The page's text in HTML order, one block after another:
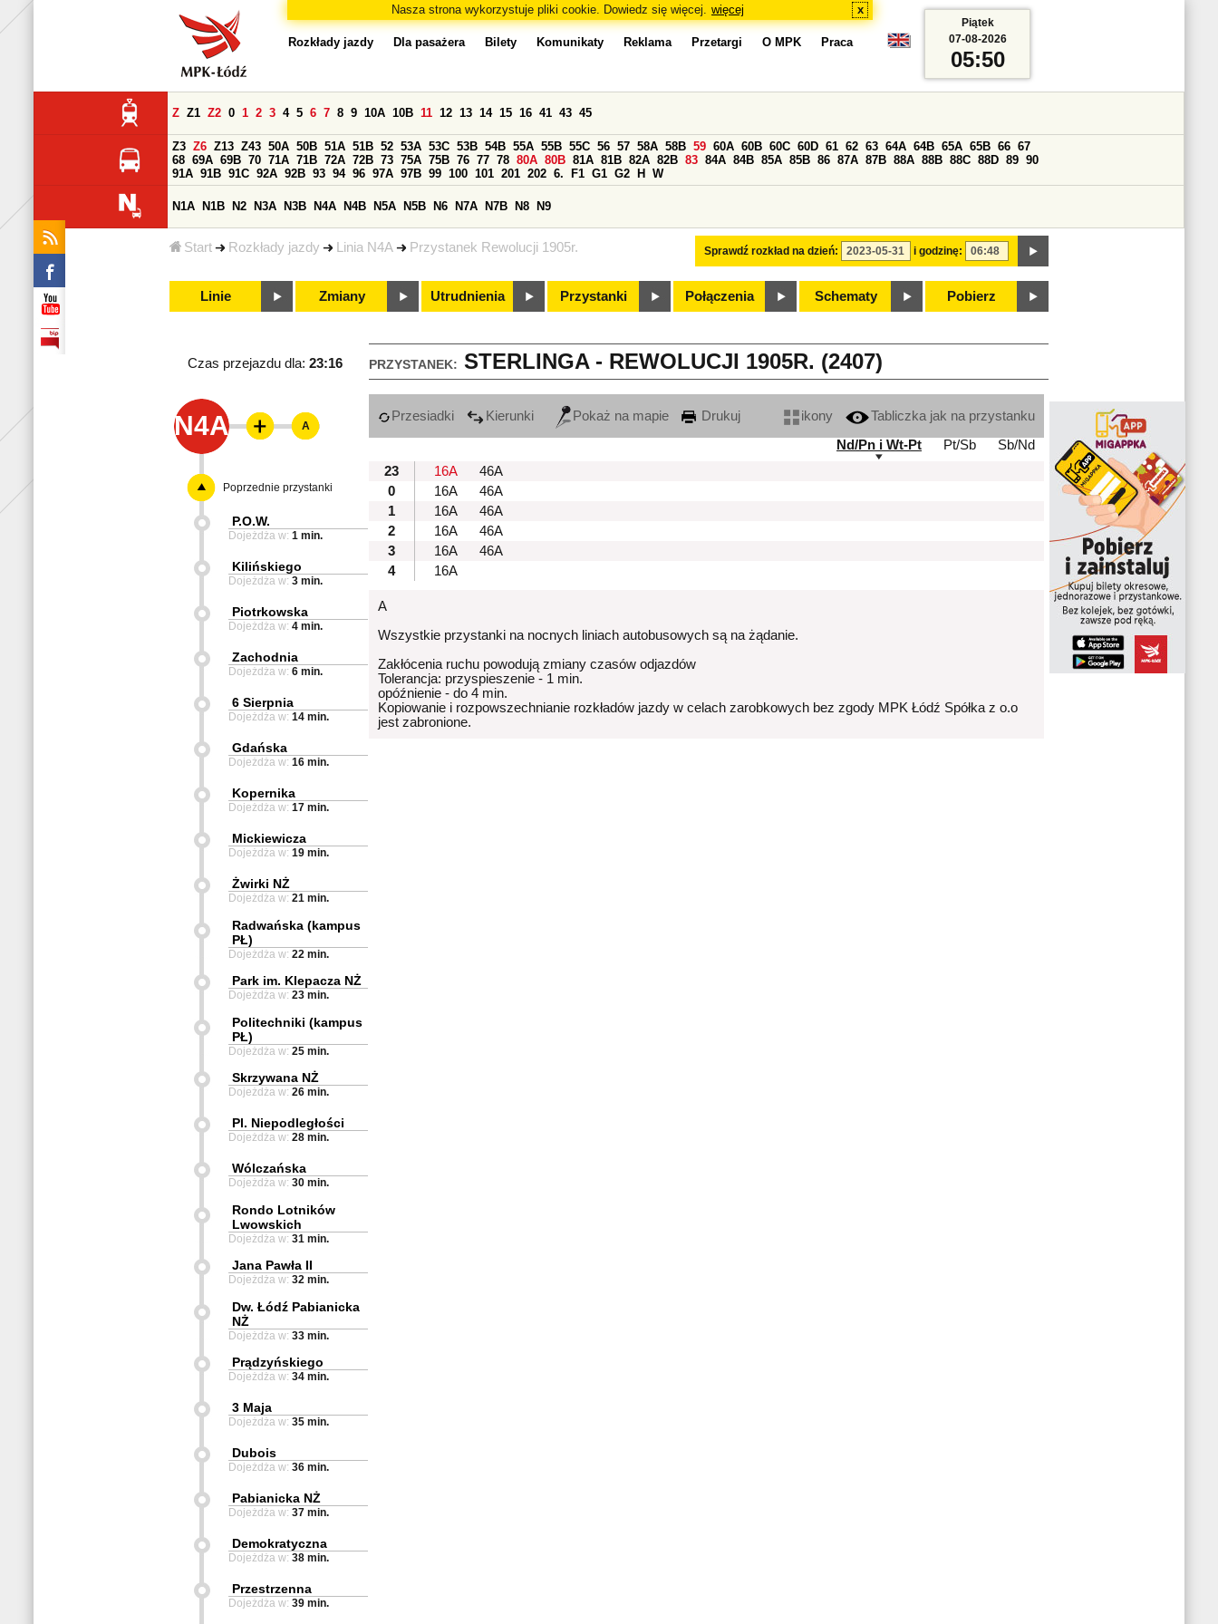
Nasza strona wykorzystuje pliki cookie. Dowiedz się więcej. więcej x
Start Rozkłady jazdy Linia N4A Przystanek Rewolucji 1905r.
Rozkłady jazdy Dla pasażera Bilety Komunikaty Reklama Przetargi O MPK Praca
Sprawdź rozkład na dzień: i godzinę:
Z Z1 Z2 0 1 2 3 4 5 6 7 8 9 10A 10B 11 12 13 14 15 16 41 43 45
Z3 Z6 Z13 Z43 50A 50B 51A 51B 52 53A 53C 53B 54B 55A 55B 55C 56 57 58A 58B 59 60A 60B 60C 60D 61 62 63 64A 64B 65A 65B 66 67
68 69A 69B 70 71A 71B 72A 72B 73 75A 75B 76 77 78 80A 80B 81A 81B 82A 82B 83 84A 84B 85A 85B 86 87A 87B 88A 88B 88C 88D 89 90
91A 91B 91C 92A 92B 93 94 96 97A 97B 99 100 101 201 202 6. F1 G1 G2 H W
N1A N1B N2 N3A N3B N4A N4B N5A N5B N6 N7A N7B N8 N9
Linie Zmiany Utrudnienia Przystanki Połączenia Schematy Pobierz
Piątek
07-08-2026
05:50
PRZYSTANEK: STERLINGA - REWOLUCJI 1905R. (2407)
Czas przejazdu dla: 23:16
N4A Przesiadki Kierunki Pokaż na mapie Drukuj ikony
Tabliczka jak na przystanku
Nd/Pn i Wt-Pt
Pt/Sb
Sb/Nd
23
16A
46A
0
16A
46A
1
16A
46A
2
16A
46A
3
16A
46A
4
16A
A
Wszystkie przystanki na nocnych liniach autobusowych są na żądanie.
Zakłócenia ruchu powodują zmiany czasów odjazdów
Tolerancja: przyspieszenie - 1 min.
opóźnienie - do 4 min.
Kopiowanie i rozpowszechnianie rozkładów jazdy w celach zarobkowych bez zgody MPK Łódź Spółka z o.o
jest zabronione.
A
Poprzednie przystanki
P.O.W.
Dojeżdża w: 1 min.
Kilińskiego
Dojeżdża w: 3 min.
Piotrkowska
Dojeżdża w: 4 min.
Zachodnia
Dojeżdża w: 6 min.
6 Sierpnia
Dojeżdża w: 14 min.
Gdańska
Dojeżdża w: 16 min.
Kopernika
Dojeżdża w: 17 min.
Mickiewicza
Dojeżdża w: 19 min.
Żwirki NŻ
Dojeżdża w: 21 min.
Radwańska (kampus
PŁ)
Dojeżdża w: 22 min.
Park im. Klepacza NŻ
Dojeżdża w: 23 min.
Politechniki (kampus
PŁ)
Dojeżdża w: 25 min.
Skrzywana NŻ
Dojeżdża w: 26 min.
Pl. Niepodległości
Dojeżdża w: 28 min.
Wólczańska
Dojeżdża w: 30 min.
Rondo Lotników
Lwowskich
Dojeżdża w: 31 min.
Jana Pawła II
Dojeżdża w: 32 min.
Dw. Łódź Pabianicka
NŻ
Dojeżdża w: 33 min.
Prądzyńskiego
Dojeżdża w: 34 min.
3 Maja
Dojeżdża w: 35 min.
Dubois
Dojeżdża w: 36 min.
Pabianicka NŻ
Dojeżdża w: 37 min.
Demokratyczna
Dojeżdża w: 38 min.
Przestrzenna
Dojeżdża w: 39 min.